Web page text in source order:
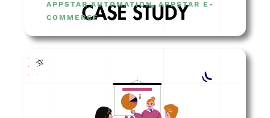
APPSTAR AUTOMATION, APPSTAR E-
COMMERCE